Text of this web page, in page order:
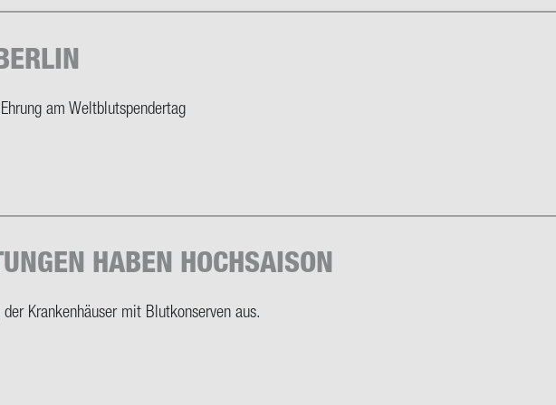
am Welt­blut­spen­der­tag
HABEN HOCH­SAI­SON
Kran­ken­häu­ser mit Blut­kon­ser­ven aus.